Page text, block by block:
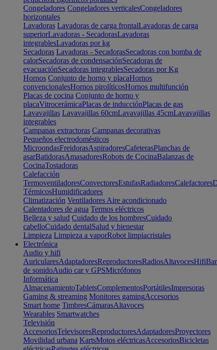
Congeladores Congeladores verticalesCongeladores
horizontales
Lavadoras Lavadoras de carga frontalLavadoras de carga
superiorLavadoras - SecadorasLavadoras
integrablesLavadoras por kg
Secadoras Lavadoras - SecadorasSecadoras con bomba de
calorSecadoras de condensaciónSecadoras de
evacuaciónSecadoras integrablesSecadoras por Kg
Hornos Conjunto de horno y placaHornos
convencionalesHornos pirolíticosHornos multifunción
Placas de cocina Conjunto de horno y
placaVitrocerámicaPlacas de inducciónPlacas de gas
Lavavajillas Lavavajillas 60cmLavavajillas 45cmLavavajillas
integrables
Campanas extractoras Campanas decorativas
Pequeños electrodomésticos
MicroondasFreidorasAspiradoresCafeterasPlanchas de
asarBatidorasAmasadoresRobots de CocinaBalanzas de
CocinaTostadoras
Calefacción
TermoventiladoresConvectoresEstufasRadiadoresCalefactores
TérmicosHumidificadores
Climatización Ventiladores Aire acondicionado
Calentadores de agua Termos eléctricos
Belleza y salud Cuidado de los hombresCuidado
cabelloCuidado dentalSalud y bienestar
Limpieza Limpieza a vaporRobot limpiacristales
Electrónica
Audio y hifi
AuricularesAdaptadoresReproductoresRadiosAltavocesHifi
de sonidoAudio car y GPSMicrófonos
Informática
AlmacenamientoTabletsComplementosPortátilesImpresoras
Gaming & streaming Monitores gamingAccesorios
Smart home TimbresCámarasAltavoces
Wearables Smartwatches
Televisión
AccesoriosTelevisoresReproductoresAdaptadoresProyectores
Movilidad urbana KartsMotos eléctricasAccesoriosBicicletas